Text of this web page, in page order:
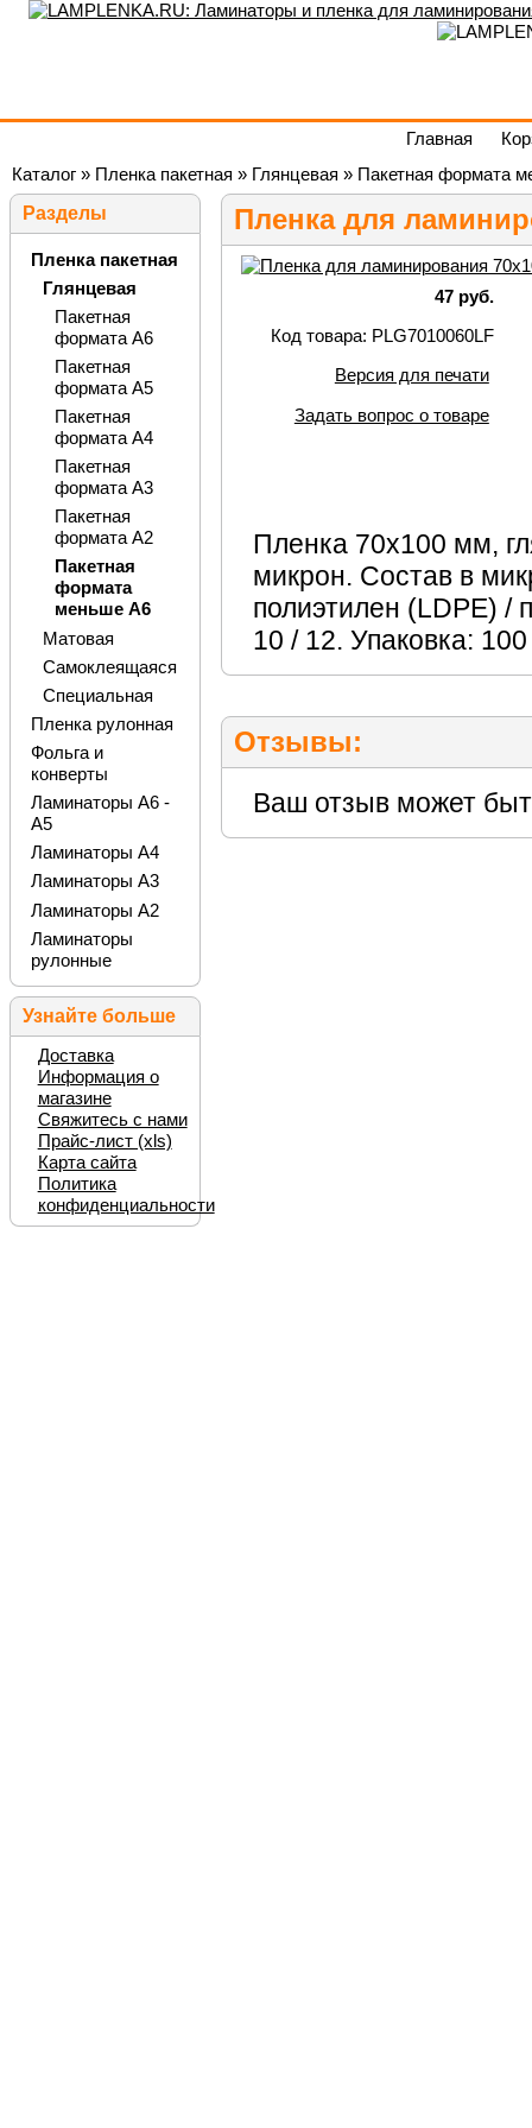
Главная
Каталог » Пленка пакетная » Глянцевая » Пакетная формата
Пленка для
47 руб.
Код товара: PLG7010060LF
Версия для печати
Задать вопрос о товаре
Пленка 70х100 мм,
микрон. Состав в
полиэтилен (LDPE)
10 / 12. Упаковка:
Отзывы:
Ваш отзыв может
Разделы
Пленка пакетная
Глянцевая
Пакетная
формата А6
Пакетная
формата А5
Пакетная
формата А4
Пакетная
формата А3
Пакетная
формата А2
Пакетная
формата
меньше А6
Матовая
Самоклеящаяся
Специальная
Пленка рулонная
Фольга и
конверты
Ламинаторы А6 -
А5
Ламинаторы А4
Ламинаторы А3
Ламинаторы А2
Ламинаторы
рулонные
Узнайте больше
Доставка
Информация о
магазине
Свяжитесь с нами
Прайс-лист (xls)
Карта сайта
Политика
конфиденциальности